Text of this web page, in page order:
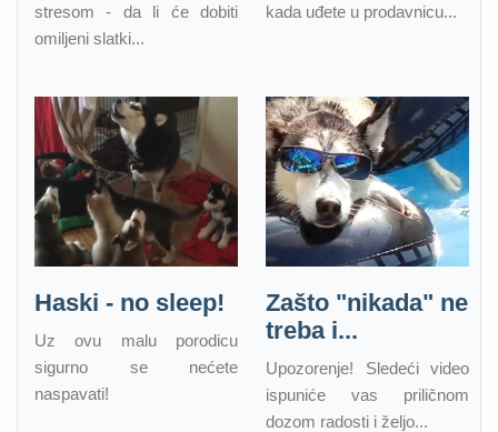
stresom - da li će dobiti
omiljeni slatki...
kada uđete u prodavnicu...
Haski - no sleep!
Uz ovu malu porodicu
sigurno se nećete
naspavati!
Zašto "nikada" ne
treba i...
Upozorenje! Sledeći video
ispuniće vas priličnom
dozom radosti i željo...